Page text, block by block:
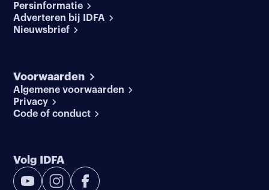
Persinformatie
Adverteren bij IDFA
Nieuwsbrief
Voorwaarden
Algemene voorwaarden
Privacy
Code of conduct
Volg IDFA